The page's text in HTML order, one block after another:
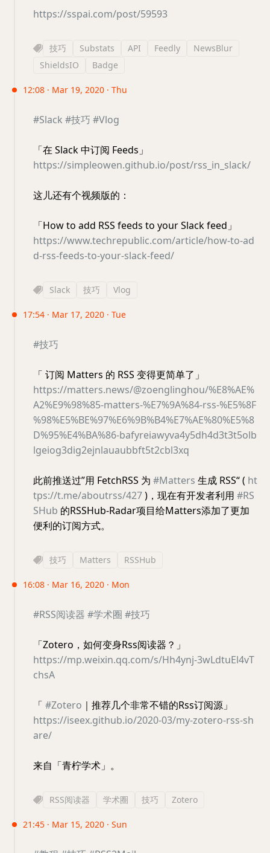
https://sspai.com/post/59593
技巧 Substats API Feedly
NewsBlur
ShieldsIO
Badge
12:08 · Mar 19, 2020 · Thu
#Slack #技巧 #Vlog
「在 Slack 中订阅 Feeds」
https://simpleowen.github.io/post/rss_in_slack/
这儿还有个视频版的：
「How to add RSS feeds to your Slack feed」
https://www.techrepublic.com/article/how-to-ad
d-rss-feeds-to-your-slack-feed/
Slack 技巧 Vlog
17:54 · Mar 17, 2020 · Tue
#技巧
「 订阅 Matters 的 RSS 变得更简单了」
https://matters.news/@zoenglinghou/%E8%AE%
A2%E9%98%85-matters-%E7%9A%84-rss-%E5%8F
%98%E5%BE%97%E6%9B%B4%E7%AE%80%E5%8
D%95%E4%BA%86-bafyreiawyva4y5dh4d3t3t5olb
lgeiog3dig2ejnlauaubbft5t2cbl3xq
此前推送过”用 FetchRSS 为 #Matters 生成 RSS“ ( ht
tps://t.me/aboutrss/427)，现在有开发者利用 #RS
SHub 的RSSHub-Radar项目给Matters添加了更加
便利的订阅方式。
技巧 Matters RSSHub
16:08 · Mar 16, 2020 · Mon
#RSS阅读器 #学术圈 #技巧
「Zotero，如何变身Rss阅读器？」
https://mp.weixin.qq.com/s/Hh4ynj-3wLdtuEl4vT
chsA
「 #Zotero ｜推荐几个非常不错的Rss订阅源」
https://iseex.github.io/2020-03/my-zotero-rss-sh
are/
来自「青柠学术」。
RSS阅读器 学术圈 技巧 Zotero
21:45 · Mar 15, 2020 · Sun